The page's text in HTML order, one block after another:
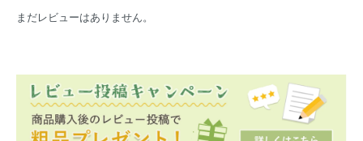
まだレビューはありません。